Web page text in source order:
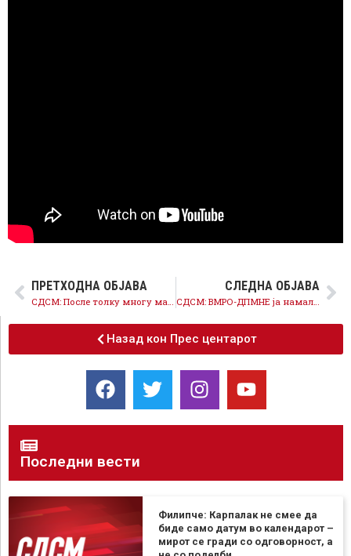
ПРЕТХОДНА ОБЈАВА СЛЕДНА ОБЈАВА
СДСМ: ВМРО-ДПМНЕ ја намали транспарентноста, сите демократски процеси назадуваат
Назад кон Прес центарот
Последни вести
Филипче: Карпалак не смее да
биде само датум во календарот –
мирот се гради со одговорност, а